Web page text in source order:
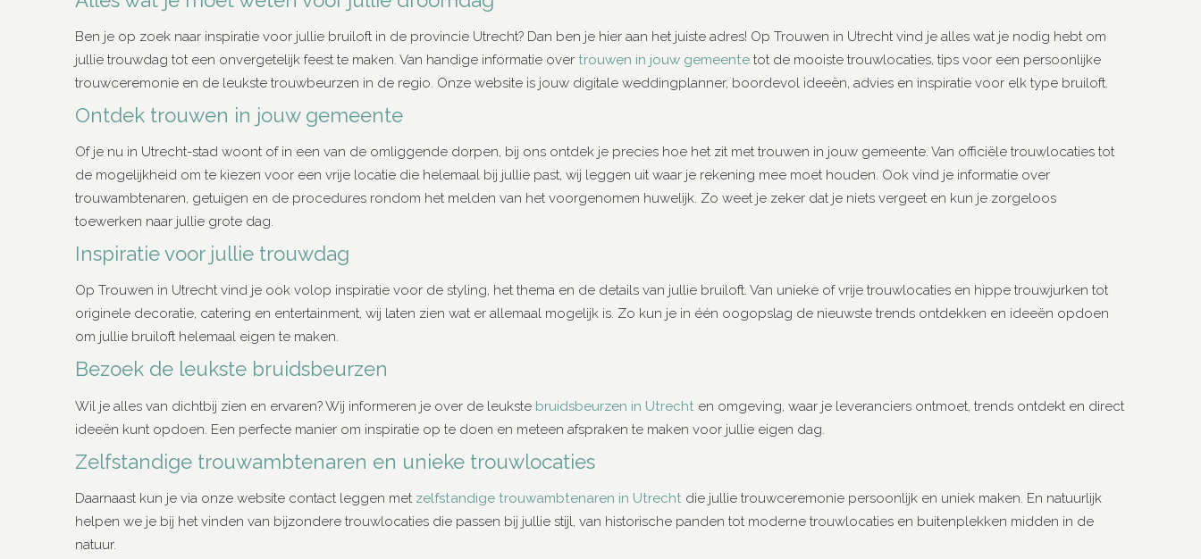
Ben je op zoek naar inspiratie voor jullie bruiloft in de provincie Utrecht? Dan ben je hier aan het juiste adres! Op Trouwen in Utrecht vind je alles wat je nodig hebt om
jullie trouwdag tot een onvergetelijk feest te maken. Van handige informatie over trouwen in jouw gemeente tot de mooiste trouwlocaties, tips voor een persoonlijke
trouwceremonie en de leukste trouwbeurzen in de regio. Onze website is jouw digitale weddingplanner, boordevol ideeën, advies en inspiratie voor elk type bruiloft.
Ontdek trouwen in jouw gemeente
Of je nu in Utrecht-stad woont of in een van de omliggende dorpen, bij ons ontdek je precies hoe het zit met trouwen in jouw gemeente. Van officiële trouwlocaties tot
de mogelijkheid om te kiezen voor een vrije locatie die helemaal bij jullie past, wij leggen uit waar je rekening mee moet houden. Ook vind je informatie over
trouwambtenaren, getuigen en de procedures rondom het melden van het voorgenomen huwelijk. Zo weet je zeker dat je niets vergeet en kun je zorgeloos
toewerken naar jullie grote dag.
Inspiratie voor jullie trouwdag
Op Trouwen in Utrecht vind je ook volop inspiratie voor de styling, het thema en de details van jullie bruiloft. Van unieke of vrije trouwlocaties en hippe trouwjurken tot
originele decoratie, catering en entertainment, wij laten zien wat er allemaal mogelijk is. Zo kun je in één oogopslag de nieuwste trends ontdekken en ideeën opdoen
om jullie bruiloft helemaal eigen te maken.
Bezoek de leukste bruidsbeurzen
Wil je alles van dichtbij zien en ervaren? Wij informeren je over de leukste bruidsbeurzen in Utrecht en omgeving, waar je leveranciers ontmoet, trends ontdekt en direct
ideeën kunt opdoen. Een perfecte manier om inspiratie op te doen en meteen afspraken te maken voor jullie eigen dag.
Zelfstandige trouwambtenaren en unieke trouwlocaties
Daarnaast kun je via onze website contact leggen met zelfstandige trouwambtenaren in Utrecht die jullie trouwceremonie persoonlijk en uniek maken. En natuurlijk
helpen we je bij het vinden van bijzondere trouwlocaties die passen bij jullie stijl, van historische panden tot moderne trouwlocaties en buitenplekken midden in de
natuur.